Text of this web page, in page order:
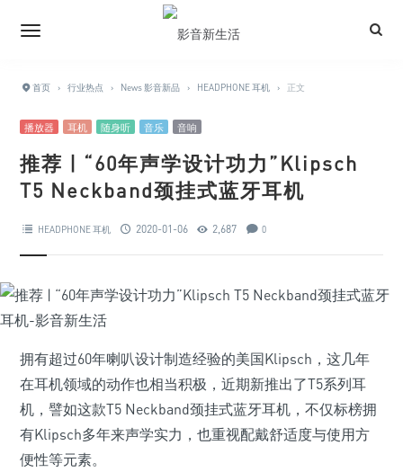
首页 › 行业热点 › News 影音新品 › HEADPHONE 耳机 › 正文
播放器 耳机 随身听 音乐 音响
推荐 | “60年声学设计功力”Klipsch
T5 Neckband颈挂式蓝牙耳机
HEADPHONE 耳机 2020-01-06 2,687 0
拥有超过60年喇叭设计制造经验的美国Klipsch，这几年
在耳机领域的动作也相当积极，近期新推出了T5系列耳
机，譬如这款T5 Neckband颈挂式蓝牙耳机，不仅标榜拥
有Klipsch多年来声学实力，也重视配戴舒适度与使用方
便性等元素。